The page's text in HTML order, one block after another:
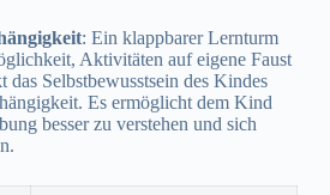
: Ein klappbarer Lernturm
Aktivitäten auf eigene Faust
das Selbstbewusstsein des Kindes
Es ermöglicht dem Kind
besser zu verstehen und sich